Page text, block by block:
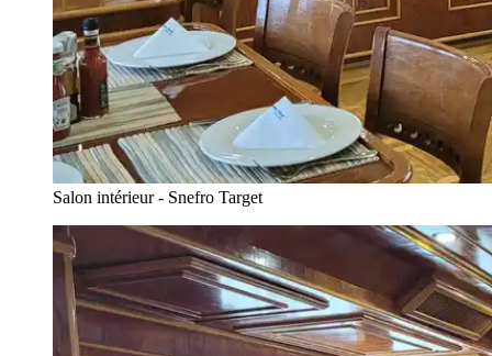
Salon intérieur - Snefro Target